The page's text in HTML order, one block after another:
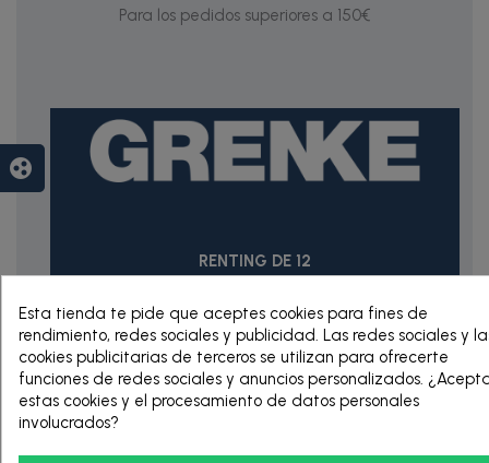
Para los pedidos superiores a 150€
RENTING DE 12
HASTA 60 MESES
Esta tienda te pide que aceptes cookies para fines de
rendimiento, redes sociales y publicidad. Las redes sociales y
cookies publicitarias de terceros se utilizan para ofrecerte
funciones de redes sociales y anuncios personalizados.
estas cookies y el procesamiento de datos personales
involucrados?
group_work